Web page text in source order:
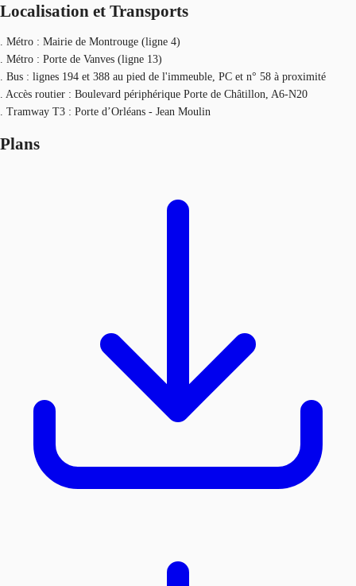
Localisation et Transports
. Métro : Mairie de Montrouge (ligne 4)
. Métro : Porte de Vanves (ligne 13)
. Bus : lignes 194 et 388 au pied de l'immeuble, PC et n° 58 à proximité
. Accès routier : Boulevard périphérique Porte de Châtillon, A6-N20
. Tramway T3 : Porte d’Orléans - Jean Moulin
Plans